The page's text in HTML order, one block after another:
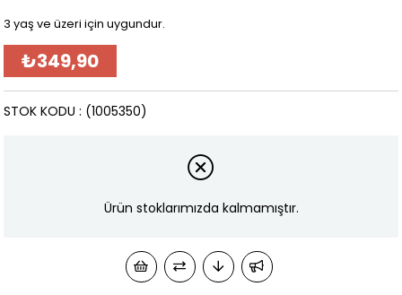
3 yaş ve üzeri için uygundur.
₺349,90
(1005350)
STOK KODU
Ürün stoklarımızda kalmamıştır.